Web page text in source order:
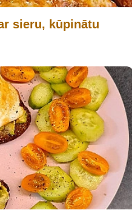
sieru, kūpinātu